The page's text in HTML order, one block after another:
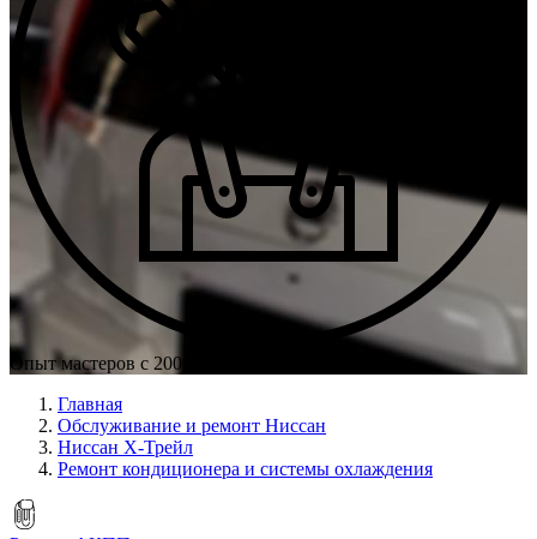
Опыт мастеров с 2009 г.
Главная
Обслуживание и ремонт Ниссан
Ниссан Х-Трейл
Ремонт кондиционера и системы охлаждения